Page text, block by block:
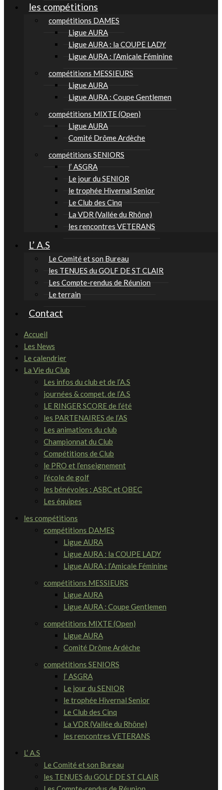
les compétitions
compétitions DAMES
Ligue AURA
Ligue AURA : la COUPE LADY
Ligue AURA : l’Amicale Féminine
compétitions MESSIEURS
Ligue AURA
Ligue AURA : Coupe Gentlemen
compétitions MIXTE (Open)
Ligue AURA
Comité Drôme Ardèche
compétitions SENIORS
l’ ASGRA
Le jour du SENIOR
le trophée Hivernal Senior
Le Club des Cinq
La VDR (Vallée du Rhône)
les rencontres VETERANS
L’ A.S
Le Comité et son Bureau
les TENUES du GOLF DE ST CLAIR
Les Compte-rendus de Réunion
Le terrain
Contact
Accueil
Les News
Le calendrier
La Vie du Club
Les infos du club et de l’A.S
journées & compet. de l’A.S
LE RINGER SCORE de l’été
les PARTENAIRES de l’AS
Les animations du club
Championnat du Club
Compétitions de Club
le PRO et l’enseignement
l’école de golf
les bénévoles : ASBC et OBEC
Les équipes
les compétitions
compétitions DAMES
Ligue AURA
Ligue AURA : la COUPE LADY
Ligue AURA : l’Amicale Féminine
compétitions MESSIEURS
Ligue AURA
Ligue AURA : Coupe Gentlemen
compétitions MIXTE (Open)
Ligue AURA
Comité Drôme Ardèche
compétitions SENIORS
l’ ASGRA
Le jour du SENIOR
le trophée Hivernal Senior
Le Club des Cinq
La VDR (Vallée du Rhône)
les rencontres VETERANS
L’ A.S
Le Comité et son Bureau
les TENUES du GOLF DE ST CLAIR